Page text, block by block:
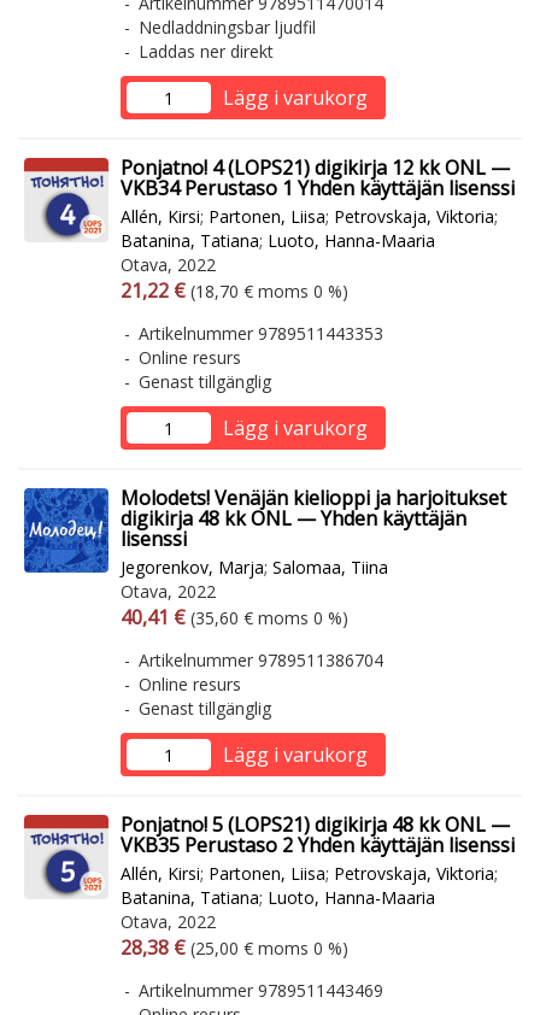
Nedladdningsbar ljudfil
Laddas ner direkt
Lägg i varukorg
Ponjatno! 4 (LOPS21) digikirja 12 kk ONL —
VKB34 Perustaso 1 Yhden käyttäjän lisenssi
Allén, Kirsi; Partonen, Liisa; Petrovskaja, Viktoria;
Batanina, Tatiana; Luoto, Hanna-Maaria
Otava, 2022
Arvonlisäverollinen hinta
21,22 € Arvonlisäveroton hinta
(18,70 € moms 0 %)
Artikelnummer 9789511443353
Online resurs
Genast tillgänglig
Lägg i varukorg
Molodets! Venäjän kielioppi ja harjoitukset
digikirja 48 kk ONL — Yhden käyttäjän
lisenssi
Jegorenkov, Marja; Salomaa, Tiina
Otava, 2022
Arvonlisäverollinen hinta
40,41 € Arvonlisäveroton hinta
(35,60 € moms 0 %)
Artikelnummer 9789511386704
Online resurs
Genast tillgänglig
Lägg i varukorg
Ponjatno! 5 (LOPS21) digikirja 48 kk ONL —
VKB35 Perustaso 2 Yhden käyttäjän lisenssi
Allén, Kirsi; Partonen, Liisa; Petrovskaja, Viktoria;
Batanina, Tatiana; Luoto, Hanna-Maaria
Otava, 2022
Arvonlisäverollinen hinta
28,38 € Arvonlisäveroton hinta
(25,00 € moms 0 %)
Artikelnummer 9789511443469